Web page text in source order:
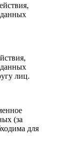
лиц.
(за
для